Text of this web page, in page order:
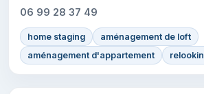
06 99 28 37 49
home staging
aménagement de loft
aménagement d'appartement